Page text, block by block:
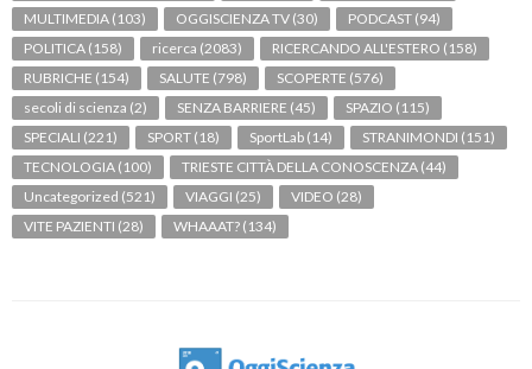
MULTIMEDIA (103) OGGISCIENZA TV (30) PODCAST (94)
POLITICA (158) ricerca (2083) RICERCANDO ALL'ESTERO (158)
RUBRICHE (154) SALUTE (798) SCOPERTE (576)
secoli di scienza (2) SENZA BARRIERE (45) SPAZIO (115)
SPECIALI (221) SPORT (18) SportLab (14) STRANIMONDI (151)
TECNOLOGIA (100) TRIESTE CITTÀ DELLA CONOSCENZA (44)
Uncategorized (521) VIAGGI (25) VIDEO (28)
VITE PAZIENTI (28) WHAAAT? (134)